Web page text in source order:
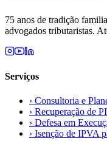
75 anos de tradição
advogados tributaristas.
Serviços
› Consultoria e
› Recuperação de
› Defesa em
› Isenção de IPVA